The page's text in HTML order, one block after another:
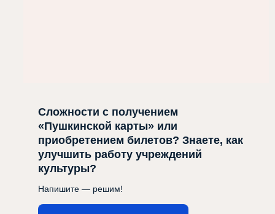
Сложности с получением
«Пушкинской карты» или
приобретением билетов? Знаете, как
улучшить работу учреждений
культуры?
Напишите — решим!